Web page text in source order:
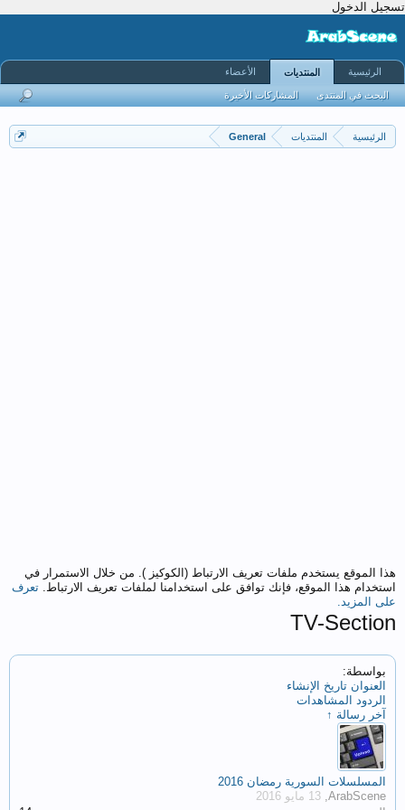
تسجيل الدخول
الرئيسية المنتديات General
هذا الموقع يستخدم ملفات تعريف الارتباط (الكوكيز ). من خلال الاستمرار في
استخدام هذا الموقع، فإنك توافق على استخدامنا لملفات تعريف الارتباط. تعرف
على المزيد.
TV-Section
بواسطة:
العنوان تاريخ الإنشاء
الردود المشاهدات
آخر رسالة ↑
المسلسلات السورية رمضان 2016
ArabScene
,
الرئيسية المنتديات
البحث في المنتدى المشاركات الأخيرة
الأعضاء